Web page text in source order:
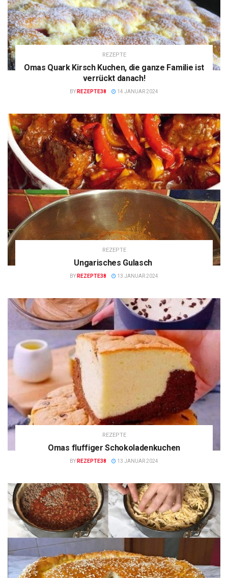
REZEPTE
Omas Quark Kirsch Kuchen, die ganze Familie ist
verrückt danach!
BY REZEPTE38 14 JANUAR 2024
REZEPTE
Ungarisches Gulasch
BY REZEPTE38 13 JANUAR 2024
REZEPTE
Omas fluffiger Schokoladenkuchen
BY REZEPTE38 13 JANUAR 2024